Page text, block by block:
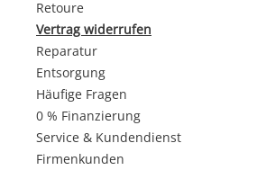
Retoure
Vertrag widerrufen
Reparatur
Entsorgung
Häufige Fragen
0 % Finanzierung
Service & Kundendienst
Firmenkunden